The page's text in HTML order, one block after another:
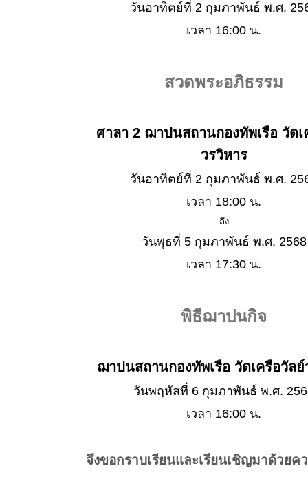
วันอาทิตย์ที่ 2 กุมภาพันธ์ พ.ศ.
เวลา 16:00 น.
สวดพระอภิธรรม
ศาลา 2 ฌาปนสถานกองทัพเรือ วัดเ
วรวิหาร
วันอาทิตย์ที่ 2 กุมภาพันธ์ พ.ศ.
เวลา 18:00 น.
ถึง
วันพุธที่ 5 กุมภาพันธ์ พ.ศ. 2568
เวลา 17:30 น.
พิธีฌาปนกิจ
ฌาปนสถานกองทัพเรือ วัดเครือวัลย์
วันพฤหัสที่ 6 กุมภาพันธ์ พ.ศ.
เวลา 16:00 น.
จึงขอกราบเรียนและเรียนเชิญมาด้วยค